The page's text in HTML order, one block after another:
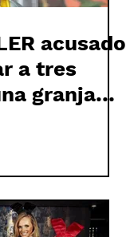
acusado
a tres
granja